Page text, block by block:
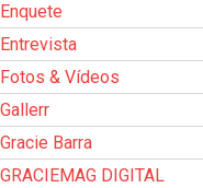
Enquete
Entrevista
Fotos & Vídeos
Gallerr
Gracie Barra
GRACIEMAG DIGITAL